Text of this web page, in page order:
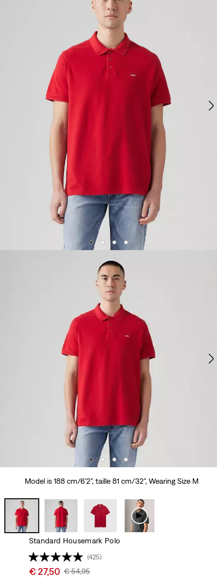
Model is 188 cm/6'2", taille 81 cm/32", Wearing Size M
Standard Housemark Polo
(425)
Sale
€ 27,50 Original
€ 54,95